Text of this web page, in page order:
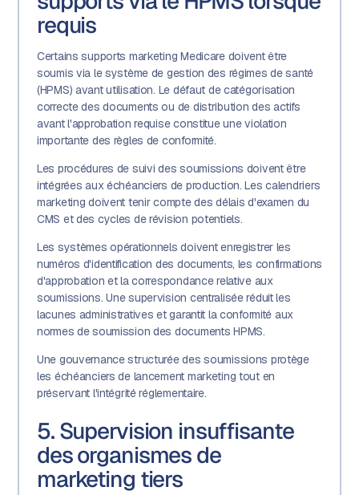
requis
Certains supports marketing Medicare doivent être
soumis via le système de gestion des régimes de santé
(HPMS) avant utilisation. Le défaut de catégorisation
correcte des documents ou de distribution des actifs
avant l'approbation requise constitue une violation
importante des règles de conformité.
Les procédures de suivi des soumissions doivent être
intégrées aux échéanciers de production. Les calendriers
marketing doivent tenir compte des délais d'examen du
CMS et des cycles de révision potentiels.
Les systèmes opérationnels doivent enregistrer les
numéros d'identification des documents, les confirmations
d'approbation et la correspondance relative aux
soumissions. Une supervision centralisée réduit les
lacunes administratives et garantit la conformité aux
normes de soumission des documents HPMS.
Une gouvernance structurée des soumissions protège
les échéanciers de lancement marketing tout en
préservant l'intégrité réglementaire.
5. Supervision insuffisante
des organismes de
marketing tiers